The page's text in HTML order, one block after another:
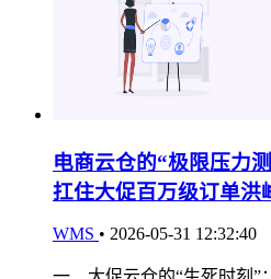
电商云仓的“极限压力
扛住大促百万级订单洪
WMS • 2026-05-31 12:32:40